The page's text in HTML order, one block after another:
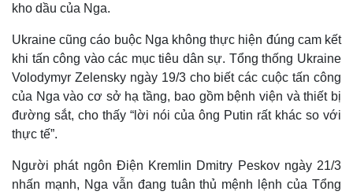
Kinh tế
Bất động sản
Khởi nghiệp
Thị trường
Giá vàng
Tiêu dùng
Tỷ giá
Chứng khoán
kho dầu của Nga.
Ukraine cũng cáo buộc Nga không thực hiện đúng cam kết
khi tấn công vào các mục tiêu dân sự. Tổng thống Ukraine
Volodymyr Zelensky ngày 19/3 cho biết các cuộc tấn công
của Nga vào cơ sở hạ tầng, bao gồm bệnh viện và thiết bị
đường sắt, cho thấy “lời nói của ông Putin rất khác so với
thực tế”.
Người phát ngôn Điện Kremlin Dmitry Peskov ngày 21/3
nhấn mạnh, Nga vẫn đang tuân thủ mệnh lệnh của Tổng